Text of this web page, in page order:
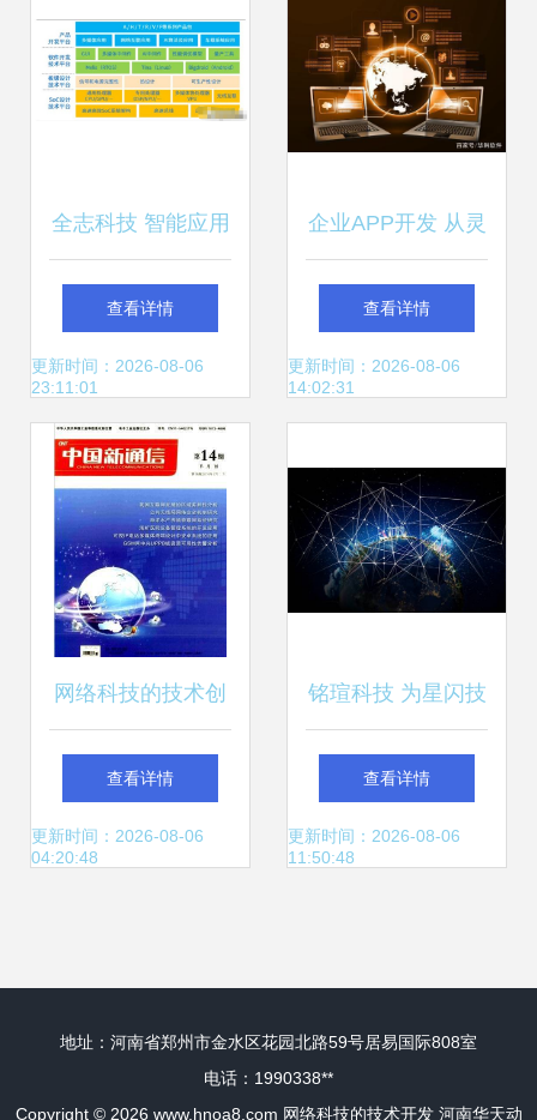
全志科技 智能应用
时代的芯片王者龙
虓（深度解析）
查看详情
更新时间：2026-08-06
23:11:01
企业APP开发 从灵
想到落地运营的漫
漫长路
查看详情
更新时间：2026-08-06
14:02:31
网络科技的技术创
新 无线通信领域的
期刊投稿指南
查看详情
更新时间：2026-08-06
04:20:48
铭瑄科技 为星闪技
术发展与应用带来
新推力
查看详情
更新时间：2026-08-06
11:50:48
地址：河南省郑州市金水区花园北路59号居易国际808室
电话：1990338**
Copyright © 2026 www.hnoa8.com 网络科技的技术开发 河南华天动